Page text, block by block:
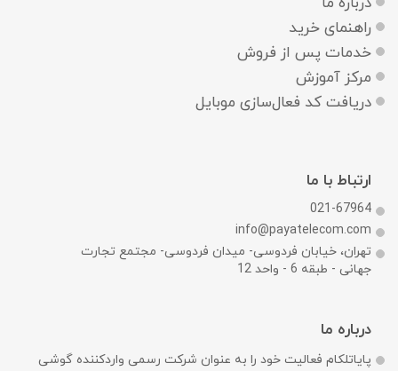
راهنمای خرید
خدمات پس از فروش
مرکز آموزش
دریافت کد فعال‌سازی موبایل
ارتباط با ما
021-67964
info@payatelecom.com
تهران، خیابان فردوسی- میدان فردوسی- مجتمع تجارت
جهانی - طبقه 6 - واحد 12
درباره ما
پایاتلکام فعالیت خود را به عنوان شرکت رسمی وارد‌کننده گوشی